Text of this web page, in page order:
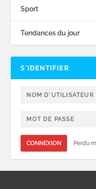
Sport
Tendances du jour
S’IDENTIFIER
CONNEXION Perdu